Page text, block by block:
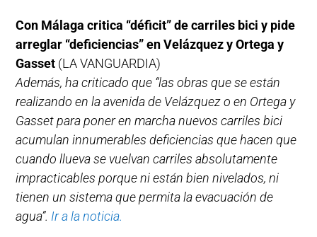
Con Málaga critica “déficit” de carriles bici y pide
arreglar “deficiencias” en Velázquez y Ortega y
Gasset (LA VANGUARDIA)
Además, ha criticado que “las obras que se están
realizando en la avenida de Velázquez o en Ortega y
Gasset para poner en marcha nuevos carriles bici
acumulan innumerables deficiencias que hacen que
cuando llueva se vuelvan carriles absolutamente
impracticables porque ni están bien nivelados, ni
tienen un sistema que permita la evacuación de
agua”. Ir a la noticia.